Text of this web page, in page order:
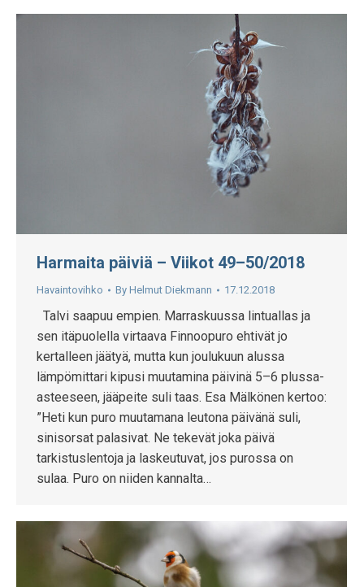
Harmaita päiviä – Viikot 49–50/2018
Havaintovihko By Helmut Diekmann 17.12.2018
Talvi saapuu empien. Marraskuussa lintuallas ja
sen itäpuolella virtaava Finnoopuro ehtivät jo
kertalleen jäätyä, mutta kun joulukuun alussa
lämpömittari kipusi muutamina päivinä 5–6 plussa-
asteeseen, jääpeite suli taas. Esa Mälkönen kertoo:
”Heti kun puro muutamana leutona päivänä suli,
sinisorsat palasivat. Ne tekevät joka päivä
tarkistuslentoja ja laskeutuvat, jos purossa on
sulaa. Puro on niiden kannalta…